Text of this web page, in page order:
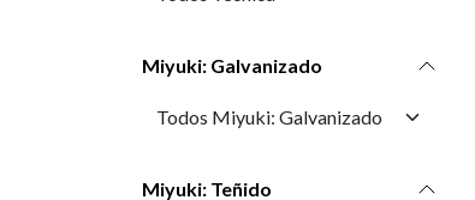
Miyuki: Galvanizado
Miyuki: Teñido